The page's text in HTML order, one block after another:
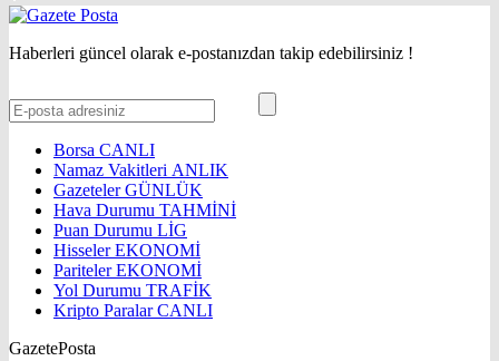
Haberleri güncel olarak e-postanızdan takip edebilirsiniz !
Borsa CANLI
Namaz Vakitleri ANLIK
GazetelerGÜNLÜK
Hava Durumu TAHMİNİ
Puan Durumu LİG
HisselerEKONOMİ
ParitelerEKONOMİ
Yol Durumu TRAFİK
Kripto ParalarCANLI
GazetePosta